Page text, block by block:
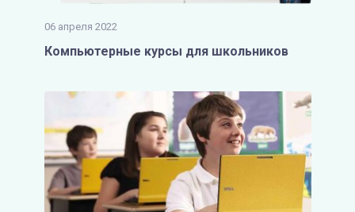
06 апреля 2022
Компьютерные курсы для школьников